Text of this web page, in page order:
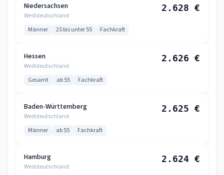
Niedersachsen
Westdeutschland
2.628 €
Männer 25 bis unter 55 Fachkraft
Hessen
Westdeutschland
2.626 €
Gesamt ab 55 Fachkraft
Baden-Württemberg
Westdeutschland
2.625 €
Männer ab 55 Fachkraft
Hamburg
Westdeutschland
2.624 €